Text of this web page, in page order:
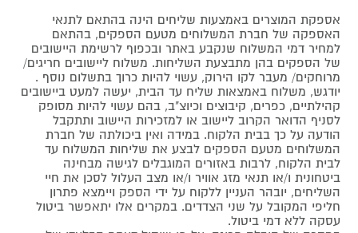
אספקת המוצרים באמצעות שליחים הינה בהתאם לתנאי
האספקה של חברת המשלוחים מטעם הספקים, בהתאם
למחיר דמי המשלוח שנקבע באתר ובכפוף לרשימת היישובים
של הספקים בהן מתבצעת השליחות. משלוח ליישובים חריגים/
מרוחקים/ מעבר לקו הירוק, עשוי להיות כרוך בתשלום נוסף .
יודגש, משלוח באמצאות שליח עד הבית, יעשה למעט ביישובים
קהילתיים, כפרים, קיבוצים וכיוצ"ב, בהם עשוי להיות מסופק
לסניף הדואר הקרוב ליישוב או למזכירות היישוב ותתקבל
הודעה על כך בבית הלקוח. במידה ואין ביכולתה של חברת
המשלוחים מטעם הספקים לבצע את שליחות המשלוח עד
לבית הלקוח, לרבות באזורים המוגבלים לגישה מבחינה
ביטחונית ו/או תנאי מזג אוויר ו/או מצב העלול לסכן את חיי
השליחים, יובהר העניין ללקוח על ידי הספק ויימצא פתרון
חליפי המקובל על שני הצדדים. במקרים אלו יתאפשר ביטול
עסקה ללא דמי ביטול.